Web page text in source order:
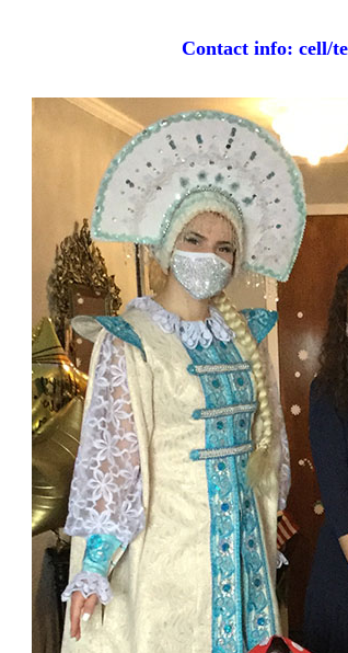
Contact info: cell/